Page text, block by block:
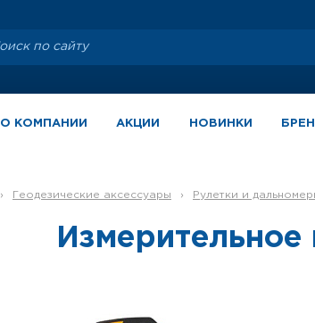
О КОМПАНИИ АКЦИИ НОВИНКИ
› Геодезические аксессуары › Рулетки и
Измерительное